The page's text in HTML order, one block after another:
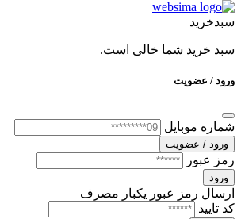
سبدخرید
سبد خرید شما خالی است.
ورود / عضویت
شماره موبایل
ورود / عضویت
رمز عبور
ورود
ارسال رمز عبور یکبار مصرف
کد تایید